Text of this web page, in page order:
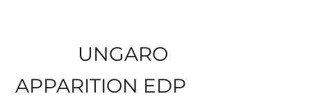
UNGARO
APPARITION EDP